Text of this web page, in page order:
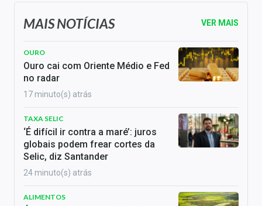
MAIS NOTÍCIAS VER MAIS
OURO
Ouro cai com Oriente Médio e Fed
no radar
17 minuto(s) atrás
TAXA SELIC
‘É difícil ir contra a maré’: juros
globais podem frear cortes da
Selic, diz Santander
24 minuto(s) atrás
ALIMENTOS